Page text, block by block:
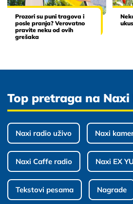
Prozori su puni tragova i
posle pranja? Verovatno
pravite neku od ovih
grešaka
Top pretraga na
Naxi radio uživo Naxi
Naxi Caffe radio Naxi EX
Tekstovi pesama Nagrade